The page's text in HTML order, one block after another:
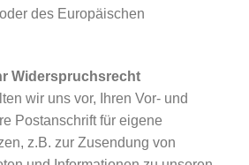
des Europäischen
Widerspruchsrecht
wir uns vor, Ihren Vor- und
Postanschrift für eigene
z.B. zur Zusendung von